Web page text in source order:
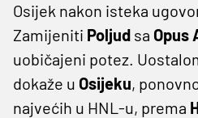
Osijek nakon isteka
Zamijeniti Poljud sa Opus
uobičajeni potez.
dokaže u Osijeku,
najvećih u HNL-u, prema